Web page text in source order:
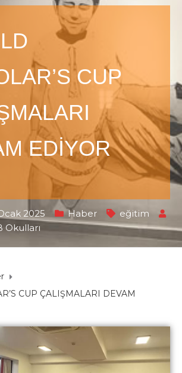
CUP
EDİYOR
2025 Haber
eğitim
Okulları
CUP ÇALIŞMALARI DEVAM